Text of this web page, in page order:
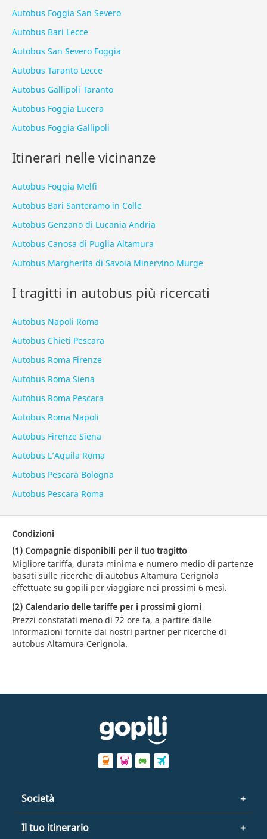
Autobus Foggia San Severo
Autobus Bari Lecce
Autobus San Severo Foggia
Autobus Taranto Lecce
Autobus Gallipoli Taranto
Autobus Foggia Lucera
Autobus Foggia Gallipoli
Itinerari nelle vicinanze
Autobus Foggia Melfi
Autobus Bari Santeramo in Colle
Autobus Genzano di Lucania Andria
Autobus Canosa di Puglia Altamura
Autobus Margherita di Savoia Minervino Murge
I tragitti in autobus più ricercati
Autobus Napoli Roma
Autobus Chieti Pescara
Autobus Roma Firenze
Autobus Roma Siena
Autobus Roma Pescara
Autobus Roma Napoli
Autobus Firenze Siena
Autobus L’Aquila Roma
Autobus Pescara Bologna
Autobus Pescara Roma
Condizioni
(1) Compagnie disponibili per il tuo tragitto
Migliore tariffa, durata minima e numero medio di partenze
basati sulle ricerche di autobus Altamura Cerignola
effettuate su gopili per viaggiare nei prossimi 6 mesi.
(2) Calendario delle tariffe per i prossimi giorni
Prezzi constatati meno di 72 ore fa, a partire dalle
informazioni fornite dai nostri partner per ricerche di
autobus Altamura Cerignola.
Società
Il tuo itinerario